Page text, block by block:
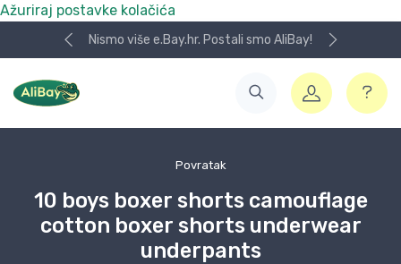
Ažuriraj postavke kolačića
Nismo više e.Bay.hr. Postali smo AliBay!
Povratak
10 boys boxer shorts camouflage
cotton boxer shorts underwear
underpants